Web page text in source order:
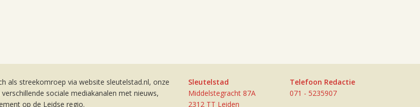
als streekomroep via website sleutelstad.nl, onze
sociale mediakanalen met nieuws,
op de Leidse regio.
Sleutelstad
Middelstegracht 87A
2312 TT Leiden
Telefoon Redactie
071 - 5235907